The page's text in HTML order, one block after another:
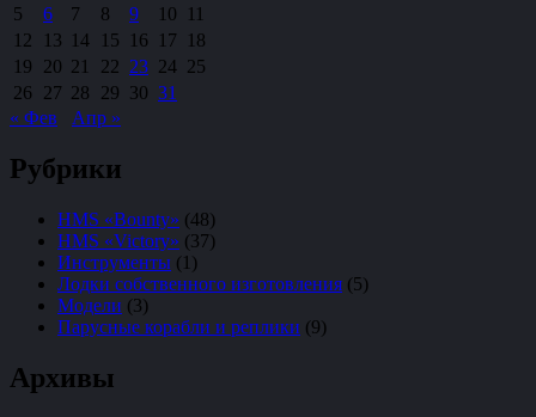
5
6 7 8 9 10
11
12
13 14 15 16 17
18
19
20 21 22 23 24 25
26
27 28 29 30 31
« Фев
Апр »
Рубрики
HMS «Bounty» (48)
HMS «Victory» (37)
Инструменты (1)
Лодки собственного изготовления (5)
Модели (3)
Парусные корабли и реплики (9)
Архивы